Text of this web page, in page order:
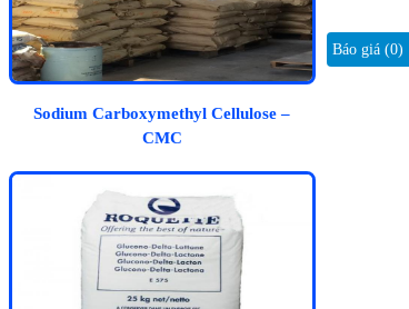
Báo giá (0)
Sodium Carboxymethyl Cellulose –
CMC